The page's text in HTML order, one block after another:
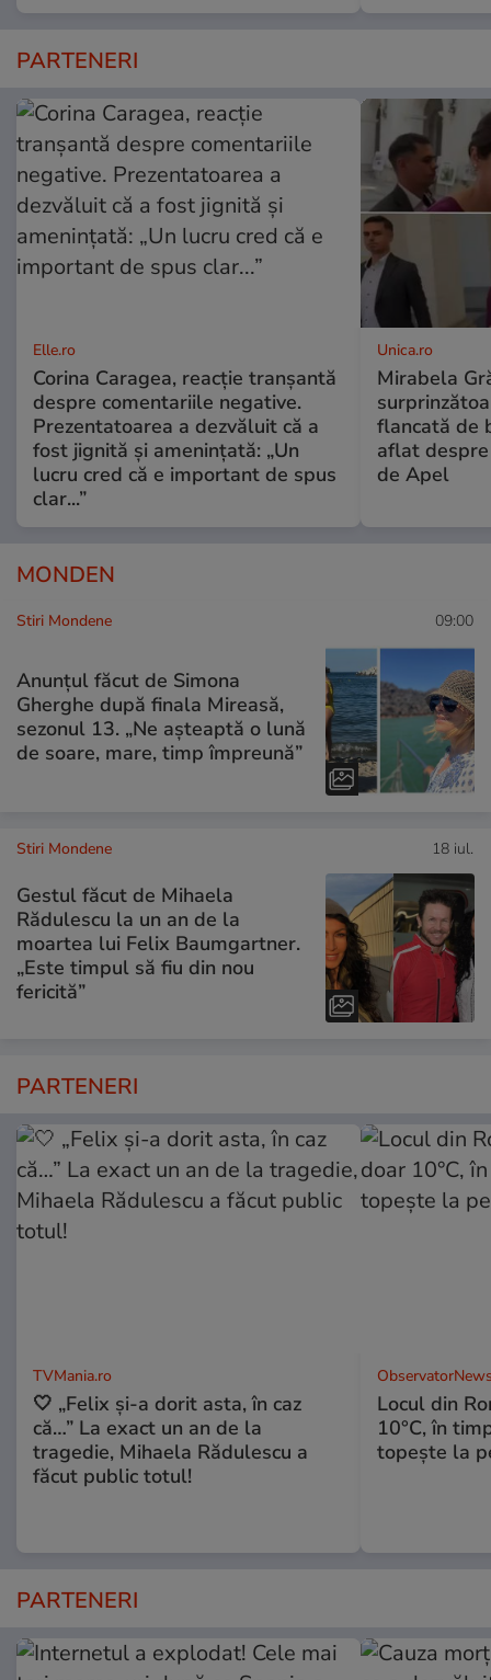
PARTENERI
Elle.ro
Corina Caragea, reacție tranșantă
despre comentariile negative.
Prezentatoarea a dezvăluit că a
fost jignită și amenințată: „Un
lucru cred că e important de spus
clar...”
Unica.ro
Mirabela
flancată de
aflat
de Apel
MONDEN
Stiri Mondene 09:00
Anunțul făcut de Simona
Gherghe după finala Mireasă,
sezonul 13. „Ne așteaptă o lună
de soare, mare, timp împreună”
Stiri Mondene 18 iul.
Gestul făcut de Mihaela
Rădulescu la un an de la
moartea lui Felix Baumgartner.
„Este timpul să fiu din nou
fericită”
PARTENERI
TVMania.ro
🤍 „Felix și-a dorit asta, în caz
că…” La exact un an de la
tragedie, Mihaela Rădulescu a
făcut public totul!
Locul din
10°C, în
topeşte la
PARTENERI